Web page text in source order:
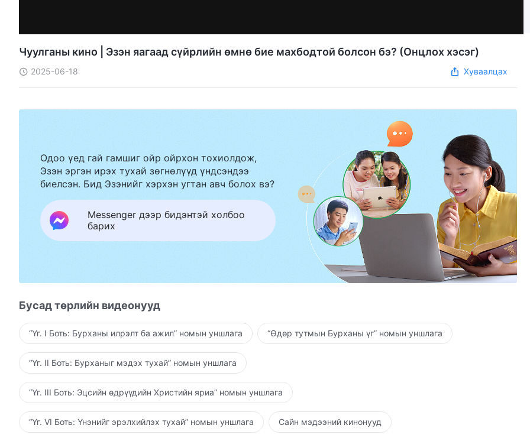
Чуулганы кино | Эзэн яагаад сүйрлийн өмнө бие махбодтой болсон бэ? (Онцлох хэсэг)
2025-06-18 Хуваалцах
Одоо үед гай гамшиг ойр ойрхон тохиолдож,
Эзэн эргэн ирэх тухай зөгнөлүүд үндсэндээ
биелсэн. Бид Эзэнийг хэрхэн угтан авч болох вэ?
Messenger дээр бидэнтэй холбоо
барих
Бусад төрлийн видеонууд
“Үг. I Боть: Бурханы илрэлт ба ажил” номын уншлага “Өдөр тутмын Бурханы үг” номын уншлага
“Үг. II Боть: Бурханыг мэдэх тухай” номын уншлага
“Үг. III Боть: Эцсийн өдрүүдийн Христийн яриа” номын уншлага
“Үг. VI Боть: Үнэнийг эрэлхийлэх тухай” номын уншлага Сайн мэдээний кинонууд